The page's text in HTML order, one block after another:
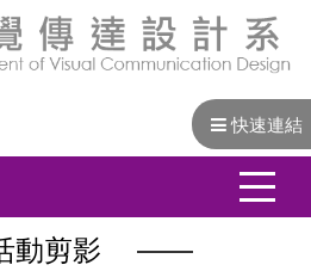
動剪影
快速連結